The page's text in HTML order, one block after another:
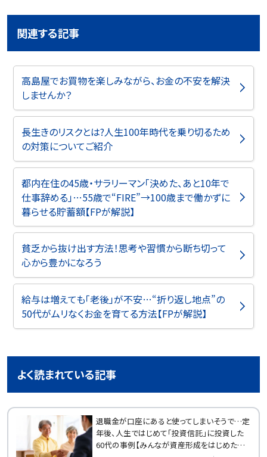
関連する記事
高島屋でお買物を楽しみながら、お金の不安を解決
しませんか？
長生きのリスクとは?人生100年時代を乗り切るため
の対策についてご紹介
都内在住の45歳・サラリーマン「決めた、あと10年で
仕事辞める」…55歳で“FIRE”→100歳まで働かずに
暮らせる貯蓄額【FPが解説】
貧乏から抜け出す方法！思考や習慣から断ち切って
心から豊かになろう
給与は増えても「老後」が不安…“折り返し地点”の
50代がムリなくお金を育てる方法【FPが解説】
よく読まれている記事
退職金が口座にあると使ってしまいそうで…定
年後、人生ではじめて「投資信託」に投資した
60代の事例【みんなが資産形成をはじめたきっ